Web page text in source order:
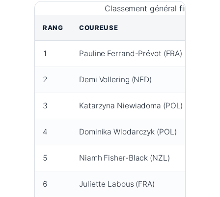
Classement général final Tour
RANG COUREUSE
1 Pauline Ferrand-Prévot (FRA)
2 Demi Vollering (NED)
3 Katarzyna Niewiadoma (POL)
4 Dominika Wlodarczyk (POL)
5 Niamh Fisher-Black (NZL)
6 Juliette Labous (FRA)